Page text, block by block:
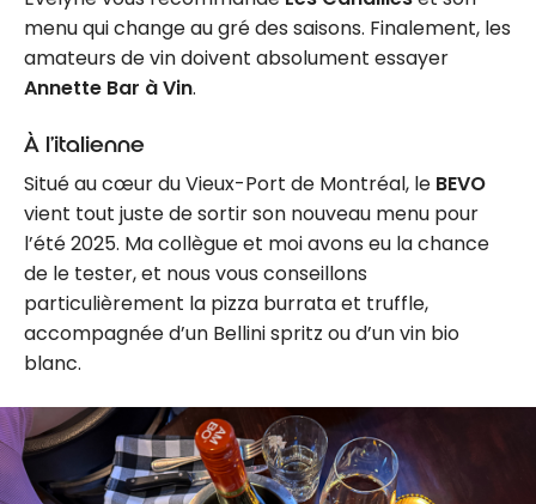
menu qui change au gré des saisons. Finalement, les
amateurs de vin doivent absolument essayer
Annette Bar à Vin.
À l’italienne
Situé au cœur du Vieux-Port de Montréal, le BEVO
vient tout juste de sortir son nouveau menu pour
l’été 2025. Ma collègue et moi avons eu la chance
de le tester, et nous vous conseillons
particulièrement la pizza burrata et truffle,
accompagnée d’un Bellini spritz ou d’un vin bio
blanc.